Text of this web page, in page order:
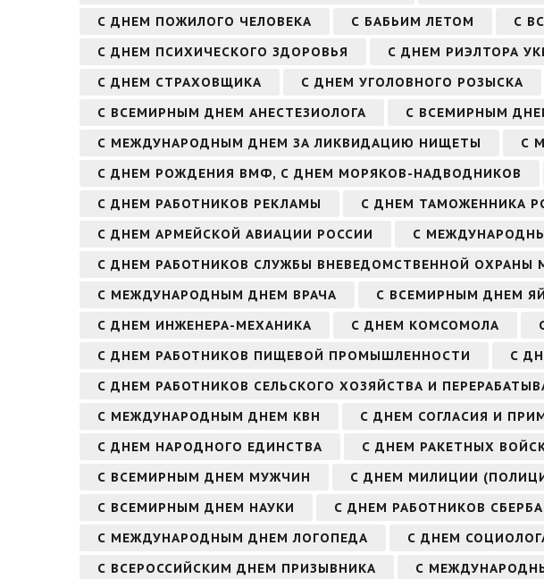
С ДНЕМ ПОЖИЛОГО ЧЕЛОВЕКА
С БАБЬИМ ЛЕТОМ С
С ДНЕМ ПСИХИЧЕСКОГО ЗДОРОВЬЯ
С ДНЕМ РИЭЛТОРА
С ДНЕМ СТРАХОВЩИКА
С ДНЕМ УГОЛОВНОГО РОЗЫСКА
С ВСЕМИРНЫМ ДНЕМ АНЕСТЕЗИОЛОГА
С ВСЕМИРНЫМ
С МЕЖДУНАРОДНЫМ ДНЕМ ЗА ЛИКВИДАЦИЮ НИЩЕТЫ
С
С ДНЕМ РОЖДЕНИЯ ВМФ, С ДНЕМ МОРЯКОВ-НАДВОДНИКОВ
С ДНЕМ РАБОТНИКОВ РЕКЛАМЫ
С ДНЕМ ТАМОЖЕННИКА
С ДНЕМ АРМЕЙСКОЙ АВИАЦИИ РОССИИ
С
С ДНЕМ РАБОТНИКОВ СЛУЖБЫ ВНЕВЕДОМСТВЕННОЙ ОХРАНЫ
С МЕЖДУНАРОДНЫМ ДНЕМ ВРАЧА
С ВСЕМИРНЫМ ДНЕМ
С ДНЕМ ИНЖЕНЕРА-МЕХАНИКА
С ДНЕМ КОМСОМОЛА
С ДНЕМ РАБОТНИКОВ ПИЩЕВОЙ ПРОМЫШЛЕННОСТИ
С
С ДНЕМ РАБОТНИКОВ СЕЛЬСКОГО ХОЗЯЙСТВА И
С МЕЖДУНАРОДНЫМ ДНЕМ КВН
С ДНЕМ СОГЛАСИЯ И
С ДНЕМ НАРОДНОГО ЕДИНСТВА
С ДНЕМ РАКЕТНЫХ
С ВСЕМИРНЫМ ДНЕМ МУЖЧИН
С ДНЕМ МИЛИЦИИ
С ВСЕМИРНЫМ ДНЕМ НАУКИ
С ДНЕМ РАБОТНИКОВ
С МЕЖДУНАРОДНЫМ ДНЕМ ЛОГОПЕДА
С ДНЕМ
С ВСЕРОССИЙСКИМ ДНЕМ ПРИЗЫВНИКА
С